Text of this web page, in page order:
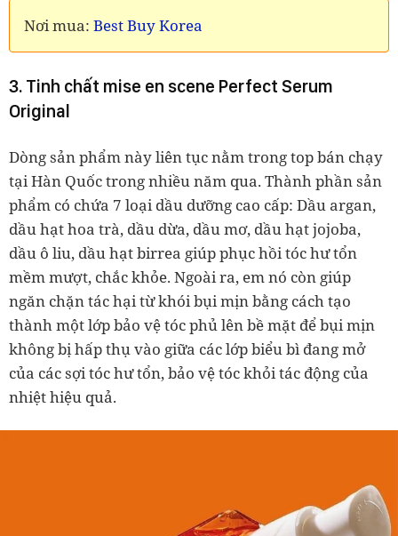
Nơi mua: Best Buy Korea
3. Tinh chất mise en scene Perfect Serum
Original
Dòng sản phẩm này liên tục nằm trong top bán chạy
tại Hàn Quốc trong nhiều năm qua. Thành phần sản
phẩm có chứa 7 loại dầu dưỡng cao cấp: Dầu argan,
dầu hạt hoa trà, dầu dừa, dầu mơ, dầu hạt jojoba,
dầu ô liu, dầu hạt birrea giúp phục hồi tóc hư tổn
mềm mượt, chắc khỏe. Ngoài ra, em nó còn giúp
ngăn chặn tác hại từ khói bụi mịn bằng cách tạo
thành một lớp bảo vệ tóc phủ lên bề mặt để bụi mịn
không bị hấp thụ vào giữa các lớp biểu bì đang mở
của các sợi tóc hư tổn, bảo vệ tóc khỏi tác động của
nhiệt hiệu quả.